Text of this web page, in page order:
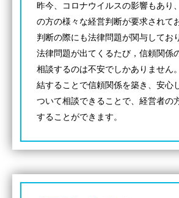
昨今、コロナウイルスの影響もあり
の方の様々な経営判断が要求されて
判断の際にも法律問題が関与してお
法律問題が出てくるたび，信頼関係
相談するのは不安でしかありません
結することで信頼関係を築き、安心
ついて相談できることで、経営者の
することができます。